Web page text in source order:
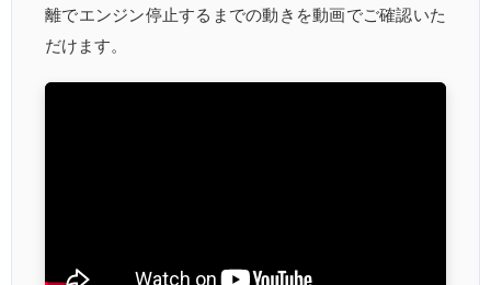
離でエンジン停止するまでの動きを動画でご確認いた
だけます。